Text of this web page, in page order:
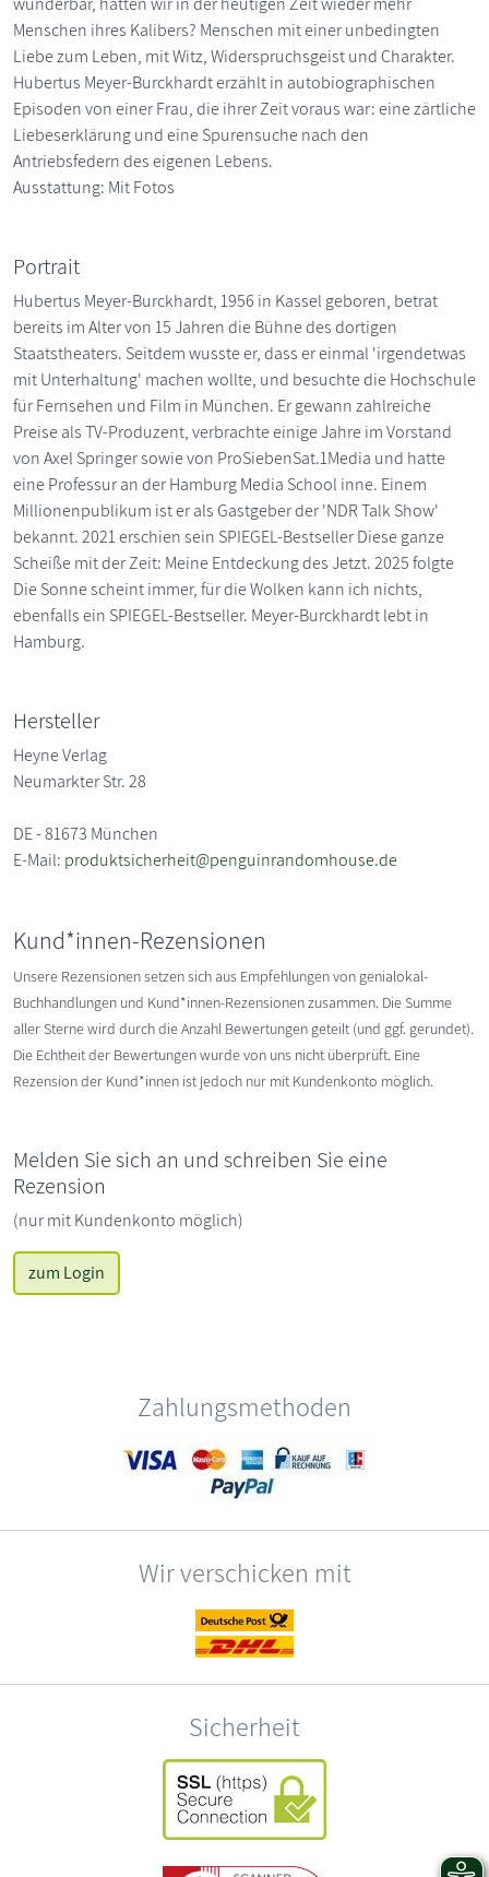
Menschen ihres Kalibers? Menschen mit einer unbedingten
Liebe zum Leben, mit Witz, Widerspruchsgeist und Charakter.
Hubertus Meyer-Burckhardt erzählt in autobiographischen
Episoden von einer Frau, die ihrer Zeit voraus war: eine zärtliche
Liebeserklärung und eine Spurensuche nach den
Antriebsfedern des eigenen Lebens.
Ausstattung: Mit Fotos
Portrait
Hubertus Meyer-Burckhardt, 1956 in Kassel geboren, betrat
bereits im Alter von 15 Jahren die Bühne des dortigen
Staatstheaters. Seitdem wusste er, dass er einmal 'irgendetwas
mit Unterhaltung' machen wollte, und besuchte die Hochschule
für Fernsehen und Film in München. Er gewann zahlreiche
Preise als TV-Produzent, verbrachte einige Jahre im Vorstand
von Axel Springer sowie von ProSiebenSat.1Media und hatte
eine Professur an der Hamburg Media School inne. Einem
Millionenpublikum ist er als Gastgeber der 'NDR Talk Show'
bekannt. 2021 erschien sein SPIEGEL-Bestseller Diese ganze
Scheiße mit der Zeit: Meine Entdeckung des Jetzt. 2025 folgte
Die Sonne scheint immer, für die Wolken kann ich nichts,
ebenfalls ein SPIEGEL-Bestseller. Meyer-Burckhardt lebt in
Hamburg.
Hersteller
Heyne Verlag
Neumarkter Str. 28
DE - 81673 München
E-Mail: produktsicherheit@penguinrandomhouse.de
Kund*innen-Rezensionen
Unsere Rezensionen setzen sich aus Empfehlungen von genialokal-
Buchhandlungen und Kund*innen-Rezensionen zusammen. Die Summe
aller Sterne wird durch die Anzahl Bewertungen geteilt (und ggf. gerundet).
Die Echtheit der Bewertungen wurde von uns nicht überprüft. Eine
Rezension der Kund*innen ist jedoch nur mit Kundenkonto möglich.
Melden Sie sich an und schreiben Sie eine
Rezension
(nur mit Kundenkonto möglich)
zum Login
Zahlungsmethoden
Wir verschicken mit
Sicherheit